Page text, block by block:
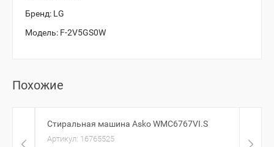
Бренд: LG
Модель: F-2V5GS0W
Похожие
Стиральная машина Asko WMC6767VI.S
Артикул: 16765525